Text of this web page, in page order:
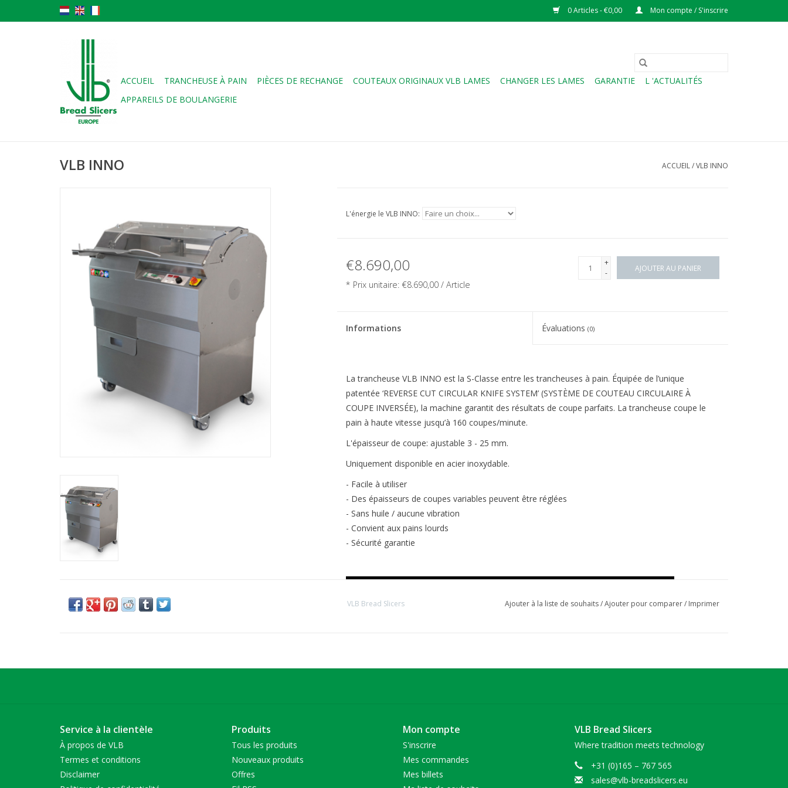
0 Articles - €0,00 Mon compte / S'inscrire
ACCUEIL TRANCHEUSE À PAIN PIÈCES DE RECHANGE COUTEAUX ORIGINAUX VLB LAMES CHANGER LES LAMES GARANTIE
L 'ACTUALITÉS
APPAREILS DE BOULANGERIE
VLB INNO ACCUEIL/VLB INNO
L'énergie le VLB INNO:
€8.690,00
* Prix unitaire: €8.690,00 / Article
+
-
AJOUTER AU PANIER
Informations Évaluations(0)
La trancheuse VLB INNO est la S-Classe entre les trancheuses à pain. Équipée de l’unique
patentée ‘REVERSE CUT CIRCULAR KNIFE SYSTEM’ (SYSTÈME DE COUTEAU CIRCULAIRE À
COUPE INVERSÉE), la machine garantit des résultats de coupe parfaits. La trancheuse coupe le
pain à haute vitesse jusqu’à 160 coupes/minute.
L'épaisseur de coupe: ajustable 3 - 25 mm.
Uniquement disponible en acier inoxydable.
- Facile à utiliser
- Des épaisseurs de coupes variables peuvent être réglées
- Sans huile / aucune vibration
- Convient aux pains lourds
- Sécurité garantie
VLB Bread Slicers Ajouter à la liste de souhaits/Ajouter pour comparer/ Imprimer
Service à la clientèle
À propos de VLB
Termes et conditions
Disclaimer
Produits
Tous les produits
Nouveaux produits
Offres
Mon compte
S'inscrire
Mes commandes
Mes billets
VLB Bread Slicers
Where tradition meets technology
+31 (0)165 – 767 565
sales@vlb-breadslicers.eu